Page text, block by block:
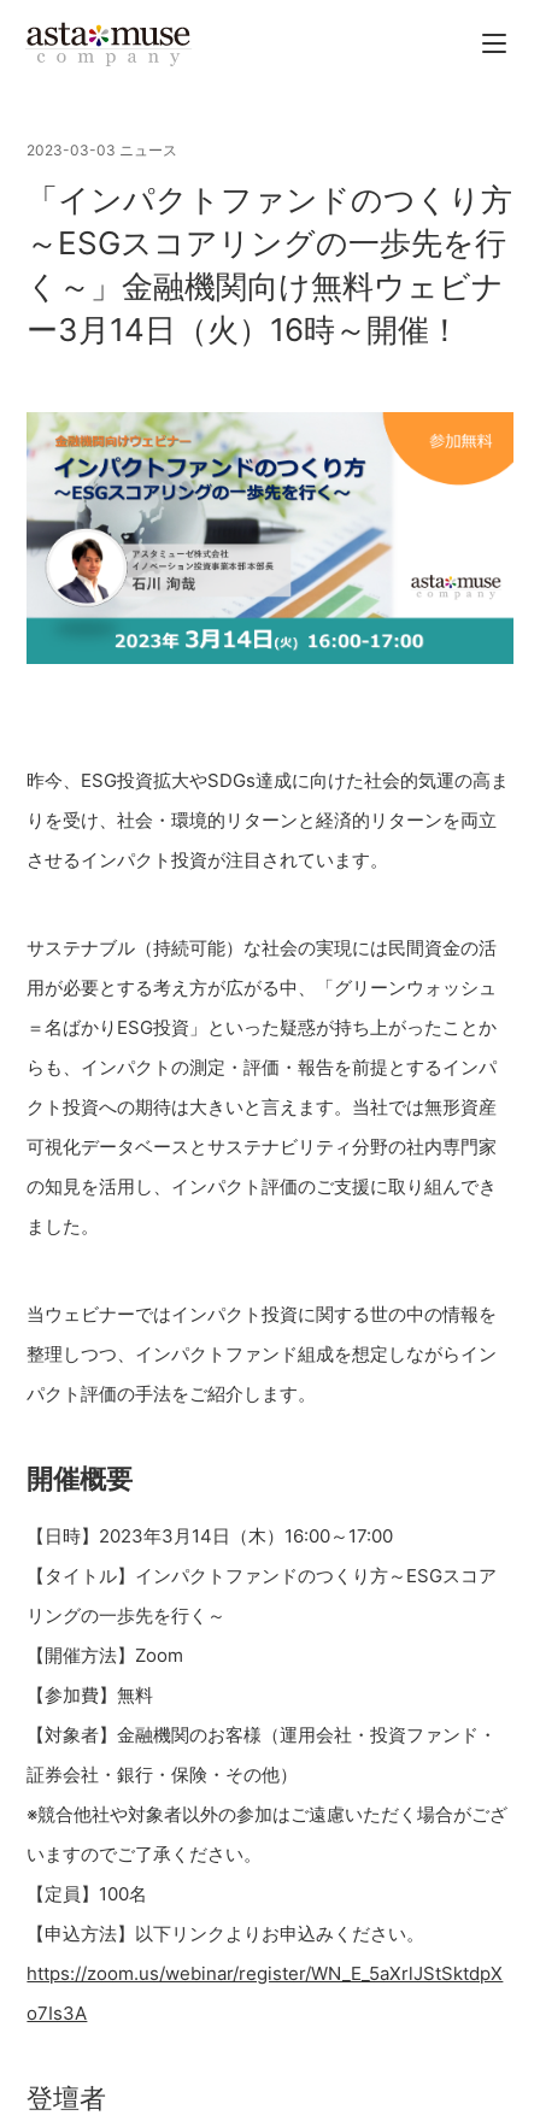
2023-03-03 ニュース
「インパクトファンドのつくり方
～ESGスコアリングの一歩先を行
く～」金融機関向け無料ウェビナ
ー3月14日（火）16時～開催！
昨今、ESG投資拡大やSDGs達成に向けた社会的気運の高ま
りを受け、社会・環境的リターンと経済的リターンを両立
させるインパクト投資が注目されています。
サステナブル（持続可能）な社会の実現には民間資金の活
用が必要とする考え方が広がる中、「グリーンウォッシュ
＝名ばかりESG投資」といった疑惑が持ち上がったことか
らも、インパクトの測定・評価・報告を前提とするインパ
クト投資への期待は大きいと言えます。当社では無形資産
可視化データベースとサステナビリティ分野の社内専門家
の知見を活用し、インパクト評価のご支援に取り組んでき
ました。
当ウェビナーではインパクト投資に関する世の中の情報を
整理しつつ、インパクトファンド組成を想定しながらイン
パクト評価の手法をご紹介します。
開催概要
【日時】2023年3月14日（木）16:00～17:00
【タイトル】インパクトファンドのつくり方～ESGスコア
リングの一歩先を行く～
【開催方法】Zoom
【参加費】無料
【対象者】金融機関のお客様（運用会社・投資ファンド・
証券会社・銀行・保険・その他）
※競合他社や対象者以外の参加はご遠慮いただく場合がござ
いますのでご了承ください。
【定員】100名
【申込方法】以下リンクよりお申込みください。
https://zoom.us/webinar/register/WN_E_5aXrlJStSktdpX
o7Is3A
登壇者